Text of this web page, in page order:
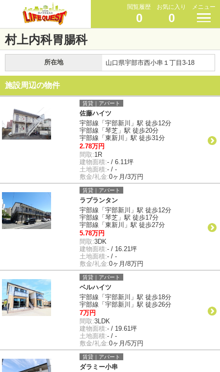
閲覧履歴
0
お気に入り
0
メニュー
村上内科胃腸科
所在地 山口県宇部市西小串１丁目3-18
施設周辺の物件
賃貸｜アパート
佐藤ハイツ
宇部線「宇部新川」駅 徒歩12分
宇部線「琴芝」駅 徒歩20分
宇部線「東新川」駅 徒歩31分
2.78万円
間取:1R
建物面積:- / 6.11坪
土地面積:- / -
敷金/礼金:0ヶ月/3万円
賃貸｜アパート
ラプランタン
宇部線「宇部新川」駅 徒歩12分
宇部線「琴芝」駅 徒歩17分
宇部線「東新川」駅 徒歩27分
5.78万円
間取:3DK
建物面積:- / 16.21坪
土地面積:- / -
敷金/礼金:0ヶ月/8万円
賃貸｜アパート
ベルハイツ
宇部線「宇部新川」駅 徒歩18分
宇部線「宇部新川」駅 徒歩26分
7万円
間取:3LDK
建物面積:- / 19.61坪
土地面積:- / -
敷金/礼金:0ヶ月/5万円
賃貸｜アパート
ダラミー小串